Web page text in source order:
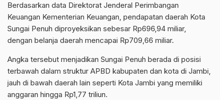
Berdasarkan data Direktorat Jenderal Perimbangan
Keuangan Kementerian Keuangan, pendapatan daerah Kota
Sungai Penuh diproyeksikan sebesar Rp696,94 miliar,
dengan belanja daerah mencapai Rp709,66 miliar.
Angka tersebut menjadikan Sungai Penuh berada di posisi
terbawah dalam struktur APBD kabupaten dan kota di Jambi,
jauh di bawah daerah lain seperti Kota Jambi yang memiliki
anggaran hingga Rp1,77 triliun.